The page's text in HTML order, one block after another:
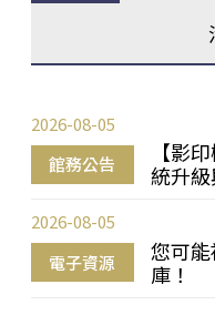
館務公告
【影
統升
2026-08-05
電子資源
您可
庫！
2026-08-05